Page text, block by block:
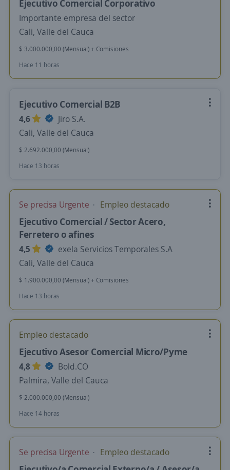
Ejecutivo Comercial Corporativo
Importante empresa del sector
Cali, Valle del Cauca
$ 3.000.000,00 (Mensual) + Comisiones
Hace 11 horas
Ejecutivo Comercial B2B
4,6
Jiro S.A.
Cali, Valle del Cauca
$ 2.692.000,00 (Mensual)
Hace 13 horas
Se precisa Urgente Empleo destacado
Ejecutivo Comercial / Sector Acero,
Ferretero o afines
4,5
exela Servicios Temporales S.A
Cali, Valle del Cauca
$ 1.900.000,00 (Mensual) + Comisiones
Hace 13 horas
Empleo destacado
Ejecutivo Asesor Comercial Micro/Pyme
4,8
Bold.CO
Palmira, Valle del Cauca
$ 2.000.000,00 (Mensual)
Hace 14 horas
Se precisa Urgente Empleo destacado